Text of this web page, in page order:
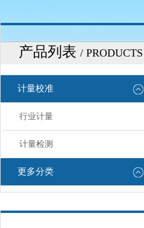
产品列表 / PRODUCTS
计量校准
行业计量
计量检测
更多分类